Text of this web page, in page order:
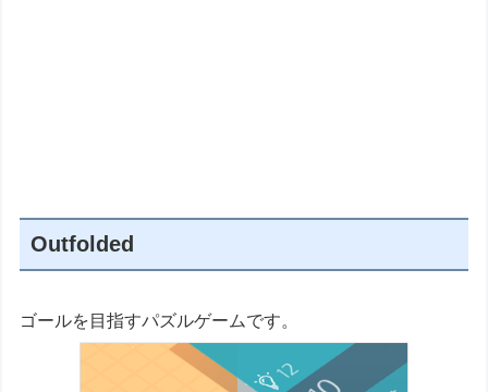
Outfolded
ゴールを目指すパズルゲームです。